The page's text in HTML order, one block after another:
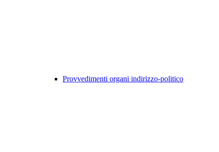
Provvedimenti organi indirizzo-politico